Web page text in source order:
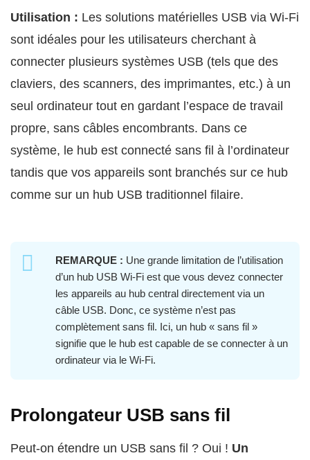
Utilisation : Les solutions matérielles USB via Wi-Fi
sont idéales pour les utilisateurs cherchant à
connecter plusieurs systèmes USB (tels que des
claviers, des scanners, des imprimantes, etc.) à un
seul ordinateur tout en gardant l’espace de travail
propre, sans câbles encombrants. Dans ce
système, le hub est connecté sans fil à l’ordinateur
tandis que vos appareils sont branchés sur ce hub
comme sur un hub USB traditionnel filaire.
REMARQUE : Une grande limitation de l’utilisation
d’un hub USB Wi‑Fi est que vous devez connecter
les appareils au hub central directement via un
câble USB. Donc, ce système n’est pas
complètement sans fil. Ici, un hub « sans fil »
signifie que le hub est capable de se connecter à un
ordinateur via le Wi‑Fi.
Prolongateur USB sans fil
Peut-on étendre un USB sans fil ? Oui ! Un